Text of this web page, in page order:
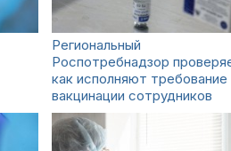
Региональный
Роспотребнадзор
как исполняют требование
вакцинации сотрудников